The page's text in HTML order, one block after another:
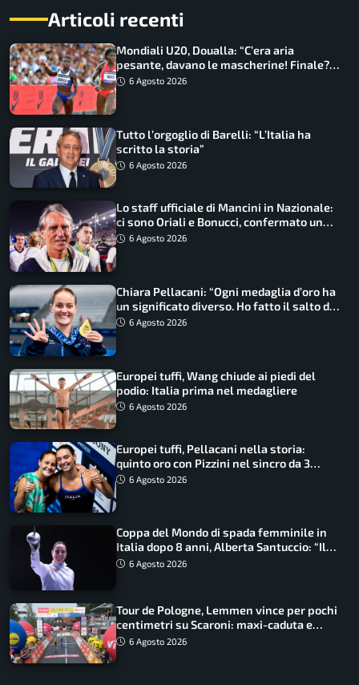
Articoli recenti
Mondiali U20, Doualla: “C’era aria
pesante, davano le mascherine! Finale?
Non ho nulla da perdere”
6 Agosto 2026
Tutto l’orgoglio di Barelli: “L’Italia ha
scritto la storia”
6 Agosto 2026
Lo staff ufficiale di Mancini in Nazionale:
ci sono Oriali e Bonucci, confermato un
ritorno
6 Agosto 2026
Chiara Pellacani: “Ogni medaglia d’oro ha
un significato diverso. Ho fatto il salto di
qualità”
6 Agosto 2026
Europei tuffi, Wang chiude ai piedi del
podio: Italia prima nel medagliere
6 Agosto 2026
Europei tuffi, Pellacani nella storia:
quinto oro con Pizzini nel sincro da 3
metri
6 Agosto 2026
Coppa del Mondo di spada femminile in
Italia dopo 8 anni, Alberta Santuccio: “Il
lavoro dà sempre i suoi frutti”
6 Agosto 2026
Tour de Pologne, Lemmen vince per pochi
centimetri su Scaroni: maxi-caduta e
tappa accorciata
6 Agosto 2026